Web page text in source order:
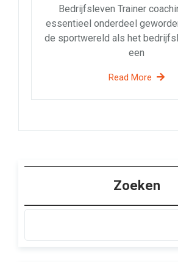
Bedrijfsleven Trainer
essentieel onderdeel
de sportwereld als het
een
Read More
Zoeken